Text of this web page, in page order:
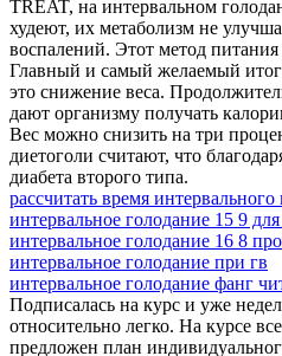
TREAT, на интервальном
худеют, их метаболизм не
воспалений. Этот метод
Главный и самый желаемый итог
это снижение веса.
дают организму получать
Вес можно снизить на три
диетоголи считают, что
диабета второго типа.
рассчитать время
интервальное голодание 15 9
интервальное голодание 16 8
интервальное голодание при гв
интервальное голодание фанг
Подписалась на курс и уже
относительно легко. На курсе
предложен план